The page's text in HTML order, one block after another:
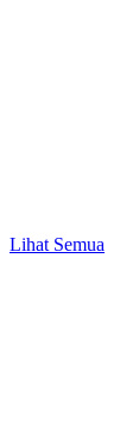
Anda?
Lihat Semua